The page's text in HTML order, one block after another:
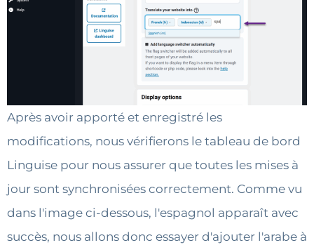
Après avoir apporté et enregistré les
modifications, nous vérifierons le tableau de bord
Linguise pour nous assurer que toutes les mises à
jour sont synchronisées correctement. Comme vu
dans l'image ci-dessous, l'espagnol apparaît avec
succès, nous allons donc essayer d'ajouter l'arabe à